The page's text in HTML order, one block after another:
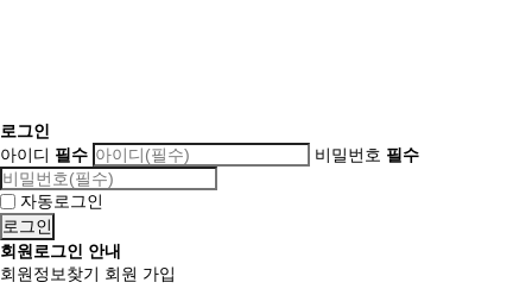
로그인
아이디 필수 비밀번호 필수
자동로그인
회원로그인 안내
회원정보찾기 회원 가입